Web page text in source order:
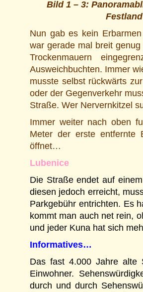
Bild 1 – 3:
Nun gab es kein
war gerade mal breit
Trockenmauern
Ausweichbuchten. Immer
musste selbst rückwärts
oder der Gegenverkehr
Straße. Wer Nervernkitzel
Immer weiter nach oben
Meter der erste entfernte
öffnet…
Lubenice
Die Straße endet auf
diesen jedoch erreicht,
Parkgebühr entrichten. Es
kommt man auch net rein,
und jeder Kuna hat sich
Informatives…
Das fast 4.000 Jahre alte
Einwohner.
durch und durch